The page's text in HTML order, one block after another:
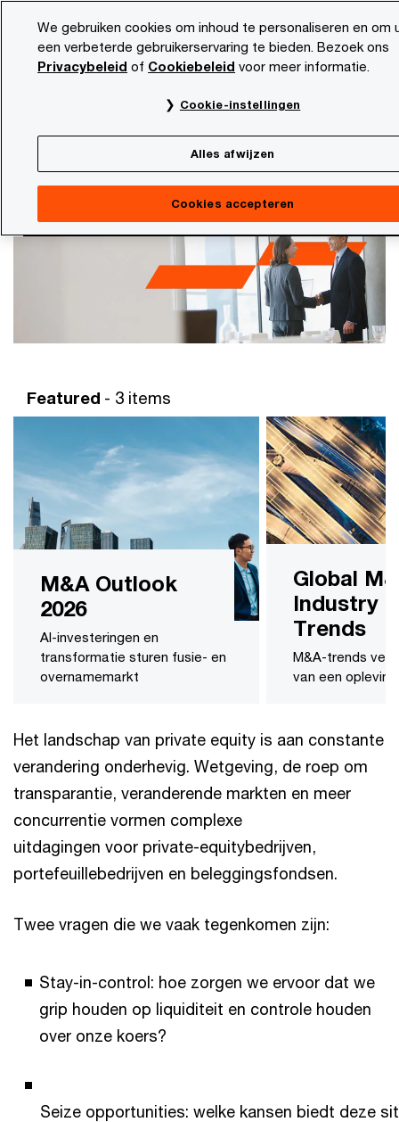
content
footer
PwC NL Marktsectoren Private Equity
Slimme oplossingen voor complexe uitdagingen:
van dealstrategie tot waardecreatie
Featured - 3 items
M&A Outlook
2026
AI-investeringen en
transformatie sturen fusie- en
overnamemarkt
Global
Industry
Trends
M&A-trends
van een opleving
Het landschap van private equity is aan constante
verandering onderhevig. Wetgeving, de roep om
transparantie, veranderende markten en meer
concurrentie vormen complexe
uitdagingen voor private-equitybedrijven,
portefeuillebedrijven en beleggingsfondsen.
Twee vragen die we vaak tegenkomen zijn:
Stay-in-control: hoe zorgen we ervoor dat we
grip houden op liquiditeit en controle houden
over onze koers?
Seize opportunities: welke kansen biedt deze
We gebruiken cookies om inhoud te personaliseren en om
een verbeterde gebruikerservaring te bieden. Bezoek ons
Privacybeleid of Cookiebeleid voor meer informatie.
Cookie-instellingen
Alles afwijzen
Cookies accepteren